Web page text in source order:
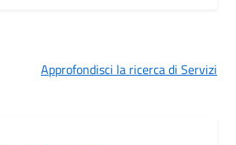
Approfondisci la ricerca di Servizi